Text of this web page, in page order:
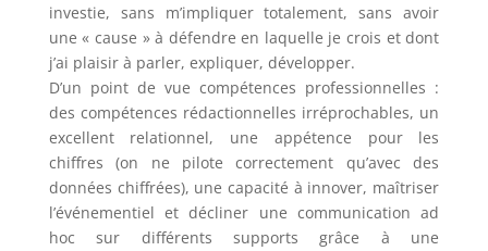
investie, sans m’impliquer totalement, sans avoir
une « cause » à défendre en laquelle je crois et dont
j’ai plaisir à parler, expliquer, développer.
D’un point de vue compétences professionnelles :
des compétences rédactionnelles irréprochables, un
excellent relationnel, une appétence pour les
chiffres (on ne pilote correctement qu’avec des
données chiffrées), une capacité à innover, maîtriser
l’événementiel et décliner une communication ad
hoc sur différents supports grâce à une